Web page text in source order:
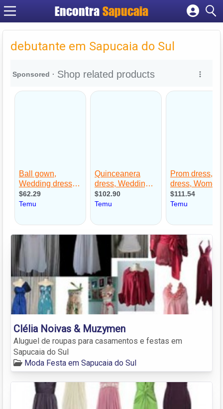
Encontra
Cadastrar empresa
Criar conta
debutante em Sapucaia do Sul
Clélia Noivas & Muzymen
Aluguel de roupas para casamentos e festas em
Sapucaia do Sul
Moda Festa em Sapucaia do Sul